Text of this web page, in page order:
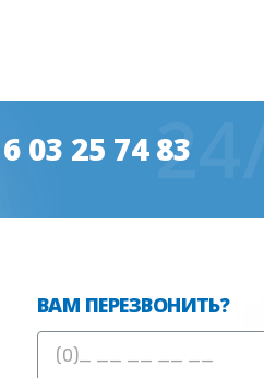
03 25 74 8324/7
ВАМ ПЕРЕЗВОНИТЬ?